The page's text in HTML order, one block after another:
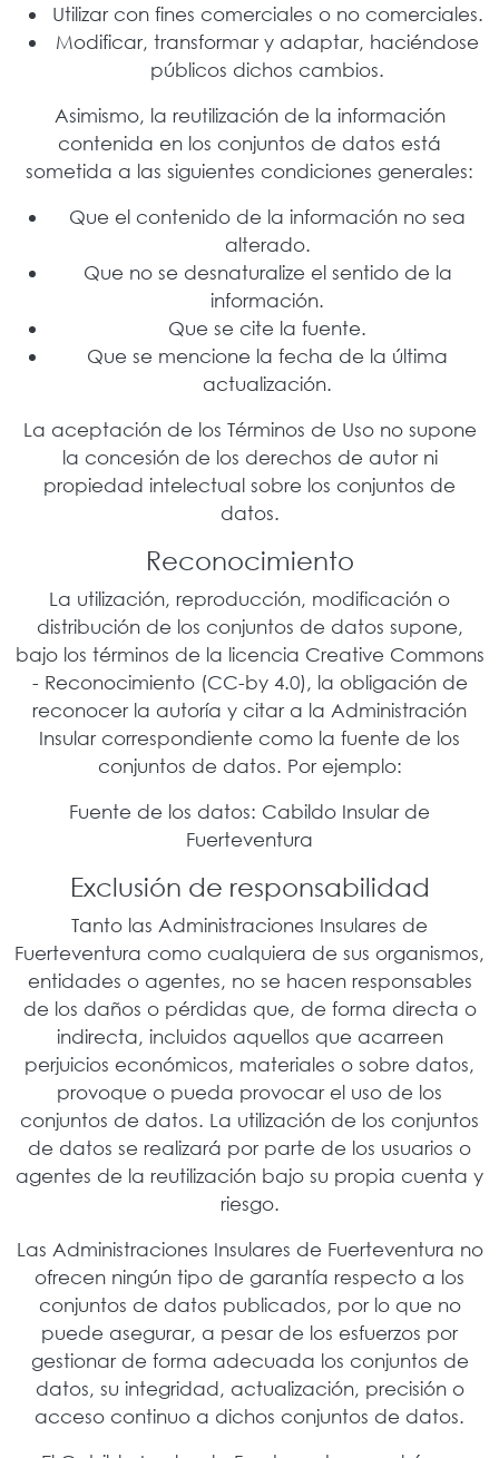
Utilizar con fines comerciales o no comerciales.
Modificar, transformar y adaptar, haciéndose
públicos dichos cambios.
Asimismo, la reutilización de la información
contenida en los conjuntos de datos está
sometida a las siguientes condiciones generales:
Que el contenido de la información no sea
alterado.
Que no se desnaturalize el sentido de la
información.
Que se cite la fuente.
Que se mencione la fecha de la última
actualización.
La aceptación de los Términos de Uso no supone
la concesión de los derechos de autor ni
propiedad intelectual sobre los conjuntos de
datos.
Reconocimiento
La utilización, reproducción, modificación o
distribución de los conjuntos de datos supone,
bajo los términos de la licencia Creative Commons
- Reconocimiento (CC-by 4.0), la obligación de
reconocer la autoría y citar a la Administración
Insular correspondiente como la fuente de los
conjuntos de datos. Por ejemplo:
Fuente de los datos: Cabildo Insular de
Fuerteventura
Exclusión de responsabilidad
Tanto las Administraciones Insulares de
Fuerteventura como cualquiera de sus organismos,
entidades o agentes, no se hacen responsables
de los daños o pérdidas que, de forma directa o
indirecta, incluidos aquellos que acarreen
perjuicios económicos, materiales o sobre datos,
provoque o pueda provocar el uso de los
conjuntos de datos. La utilización de los conjuntos
de datos se realizará por parte de los usuarios o
agentes de la reutilización bajo su propia cuenta y
riesgo.
Las Administraciones Insulares de Fuerteventura no
ofrecen ningún tipo de garantía respecto a los
conjuntos de datos publicados, por lo que no
puede asegurar, a pesar de los esfuerzos por
gestionar de forma adecuada los conjuntos de
datos, su integridad, actualización, precisión o
acceso continuo a dichos conjuntos de datos.